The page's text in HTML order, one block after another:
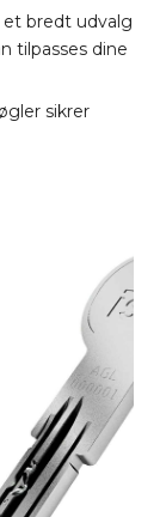
bredt udvalg
tilpasses dine
sikrer